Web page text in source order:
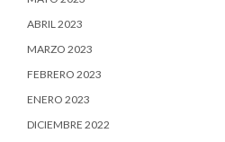
ABRIL 2023
MARZO 2023
FEBRERO 2023
ENERO 2023
DICIEMBRE 2022